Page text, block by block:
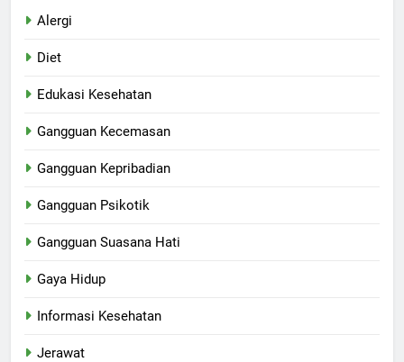
Alergi
Diet
Edukasi Kesehatan
Gangguan Kecemasan
Gangguan Kepribadian
Gangguan Psikotik
Gangguan Suasana Hati
Gaya Hidup
Informasi Kesehatan
Jerawat